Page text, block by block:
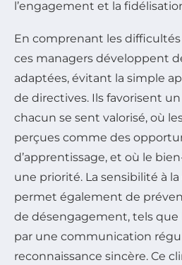
l’engagement et la
En comprenant les
ces managers développent
adaptées, évitant la simple
de directives. Ils favorisent
chacun se sent valorisé, où
perçues comme des
d’apprentissage, et où le
une priorité. La sensibilité à
permet également de
de désengagement, tels que
par une communication
reconnaissance sincère. Ce